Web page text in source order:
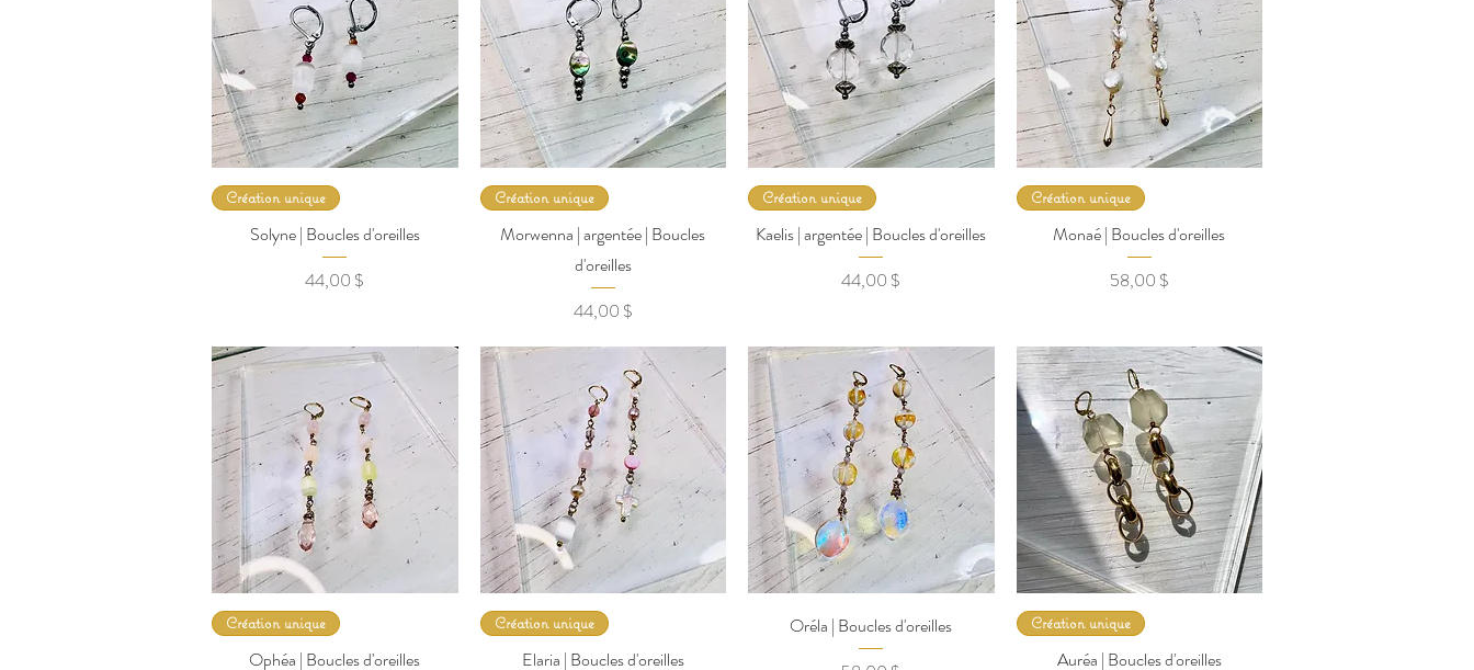
Création unique
Solyne | Boucles d'oreilles
Prix
44,00 $
Création unique
Morwenna | argentée | Boucles
d'oreilles
Prix
44,00 $
Création unique
Kaelis | argentée | Boucles d'oreilles
Prix
44,00 $
Création unique
Monaé | Boucles d'oreilles
Prix
58,00 $
Création unique
Ophéa | Boucles d'oreilles
Création unique
Elaria | Boucles d'oreilles
Oréla | Boucles d'oreilles
Création unique
Auréa | Boucles d'oreilles